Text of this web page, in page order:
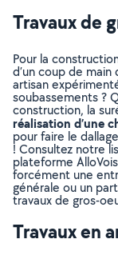
Travaux de
Pour la
d’un coup de main
artisan
soubassements ?
construction, la
réalisation d’une
pour faire le
! Consultez notre
plateforme
forcément une
générale ou un
travaux de gros-
Travaux en